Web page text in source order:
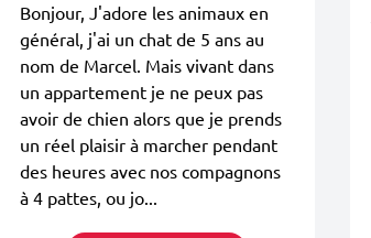
Bonjour, J'adore les animaux en
général, j'ai un chat de 5 ans au
nom de Marcel. Mais vivant dans
un appartement je ne peux pas
avoir de chien alors que je prends
un réel plaisir à marcher pendant
des heures avec nos compagnons
à 4 pattes, ou jo...